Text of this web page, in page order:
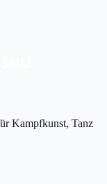
Kampfkunst, Tanz